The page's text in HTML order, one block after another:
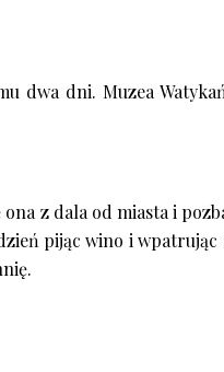
dwa dni. Muzea
z dala od miasta i
pijąc wino i